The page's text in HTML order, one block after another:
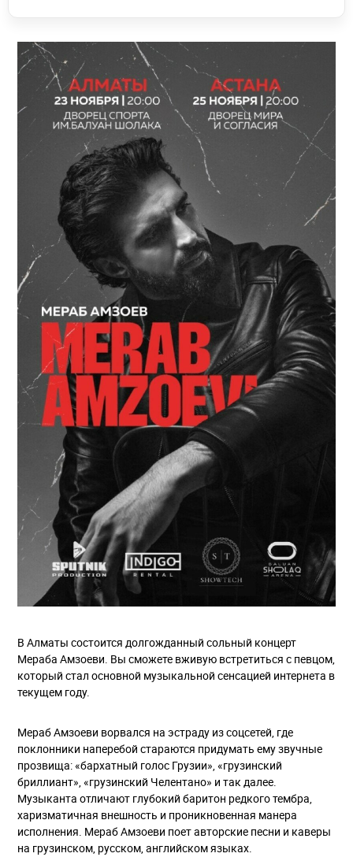
В Алматы состоится долгожданный сольный концерт
Мераба Амзоеви. Вы сможете вживую встретиться с певцом,
который стал основной музыкальной сенсацией интернета в
текущем году.
Мераб Амзоеви ворвался на эстраду из соцсетей, где
поклонники наперебой стараются придумать ему звучные
прозвища: «бархатный голос Грузии», «грузинский
бриллиант», «грузинский Челентано» и так далее.
Музыканта отличают глубокий баритон редкого тембра,
харизматичная внешность и проникновенная манера
исполнения. Мераб Амзоеви поет авторские песни и каверы
на грузинском, русском, английском языках.